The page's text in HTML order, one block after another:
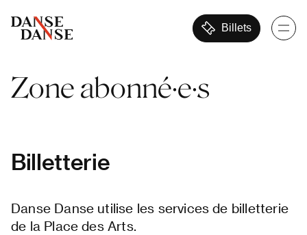
Billets
Zone abonné·e·s
Billetterie
Danse Danse utilise les services de billetterie
de la Place des Arts.